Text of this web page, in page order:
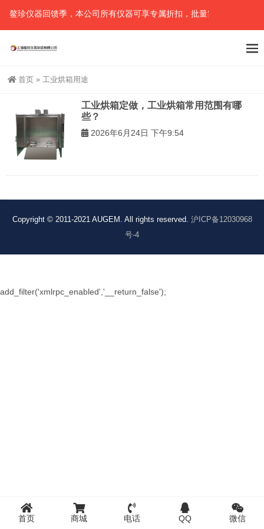
鳌珍仪器回馈季，本公司所有仪器可享专属折扣，批量实惠（可任意
首页 » 工业烘箱用途
工业烘箱定做，工业烘箱常用范围有哪
些？
2026年6月24日 下午9:54
Copyright © 2011-2021 AUGEM. All rights reserved. 沪ICP备12030968
号-4
首页 商城 电话 QQ 微信
add_filter('xmlrpc_enabled','__return_false');